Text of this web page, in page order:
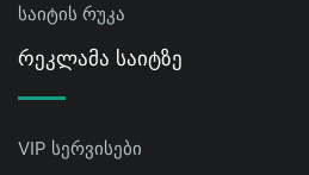
საიტის რუკა
Რეკლამა Საიტზე
VIP სერვისები